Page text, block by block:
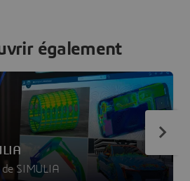
également
de SIMULIA